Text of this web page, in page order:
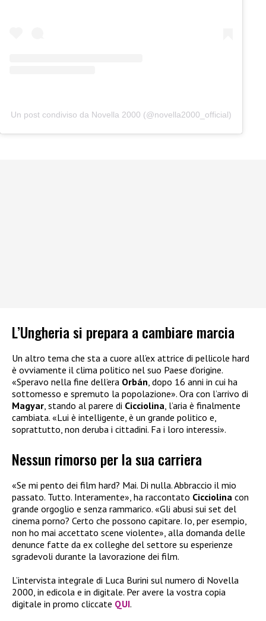
Un post condiviso da Novella 2000 (@novella2000_official)
L’Ungheria si prepara a cambiare marcia
Un altro tema che sta a cuore all’ex attrice di pellicole hard
è ovviamente il clima politico nel suo Paese d’origine.
«Speravo nella fine dell’era Orbán, dopo 16 anni in cui ha
sottomesso e spremuto la popolazione». Ora con l’arrivo di
Magyar, stando al parere di Cicciolina, l’aria è finalmente
cambiata. «Lui è intelligente, è un grande politico e,
soprattutto, non deruba i cittadini. Fa i loro interessi».
Nessun rimorso per la sua carriera
«Se mi pento dei film hard? Mai. Di nulla. Abbraccio il mio
passato. Tutto. Interamente», ha raccontato Cicciolina con
grande orgoglio e senza rammarico. «Gli abusi sui set del
cinema porno? Certo che possono capitare. Io, per esempio,
non ho mai accettato scene violente», alla domanda delle
denunce fatte da ex colleghe del settore su esperienze
sgradevoli durante la lavorazione dei film.
L’intervista integrale di Luca Burini sul numero di Novella
2000, in edicola e in digitale. Per avere la vostra copia
digitale in promo cliccate QUI.